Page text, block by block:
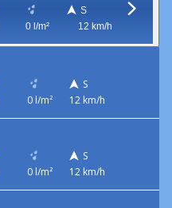
0 l/m²
S
12 km/h
0 l/m²
S
12 km/h
0 l/m²
S
12 km/h